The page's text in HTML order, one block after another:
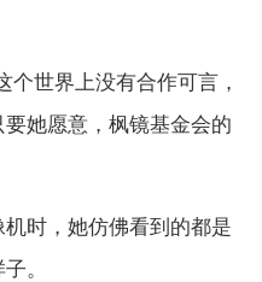
个世界上没有合作可言，
她愿意，枫镜基金会的
时，她仿佛看到的都是
。